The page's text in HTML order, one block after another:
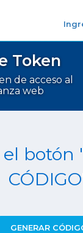
Token
de acceso al
web
botón
GENERAR